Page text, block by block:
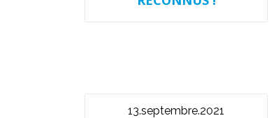
13.septembre.2021